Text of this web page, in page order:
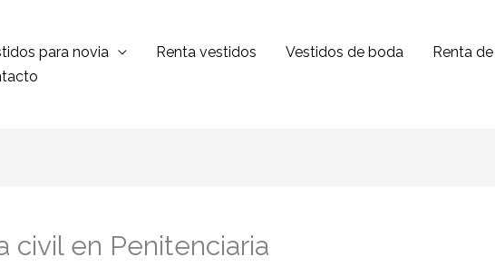
para novia Renta vestidos Vestidos de boda Renta
civil en Penitenciaria